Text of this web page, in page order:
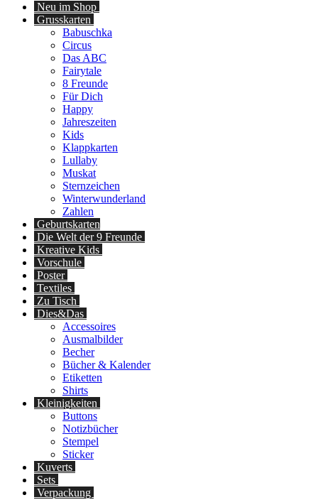
Neu im Shop
Grusskarten
Babuschka
Circus
Das ABC
Fairytale
8 Freunde
Für Dich
Happy
Jahreszeiten
Kids
Klappkarten
Lullaby
Muskat
Sternzeichen
Winterwunderland
Zahlen
Geburtskarten
Die Welt der 9 Freunde
Kreative Kids
Vorschule
Poster
Textiles
Zu Tisch
Dies&Das
Accessoires
Ausmalbilder
Becher
Bücher & Kalender
Etiketten
Shirts
Kleinigkeiten
Buttons
Notizbücher
Stempel
Sticker
Kuverts
Sets
Verpackung